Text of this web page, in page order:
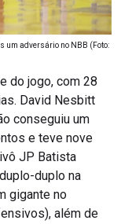
um adversário no NBB (Foto:
do jogo, com 28
David Nesbitt
conseguiu um
e teve nove
JP Batista
duplo na
gigante no
além de